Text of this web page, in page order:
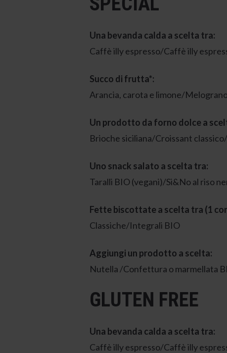
Una bevanda calda a scelta tra:
Caffè illy espresso/Caffè illy
Succo di frutta*:
Arancia, carota e limone/
Un prodotto da forno dolce a
Brioche siciliana/Croissant
Uno snack salato a scelta tra:
Taralli BIO (vegani)/Si&No al riso
Fette biscottate a scelta tra (1
Classiche/Integrali BIO
Aggiungi un prodotto a scelta:
Nutella /Confettura o marmellata
GLUTEN FREE
Una bevanda calda a scelta tra:
Caffè illy espresso/Caffè illy